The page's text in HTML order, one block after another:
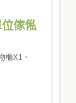
傢俬
櫃X1、